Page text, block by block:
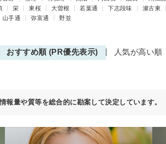
栄 東桜 大曽根 若葉通 下志段味 瀬古東
山手通 弥富通 野並
おすすめ順 (PR優先表示) 人気が高い順
報量や質等を総合的に勘案して決定しています。